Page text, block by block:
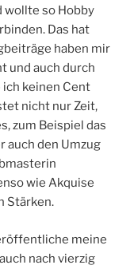
wollte so Hobby
Das hat
haben mir
und auch durch
keinen Cent
nicht nur Zeit,
zum Beispiel das
auch den Umzug
wie Akquise
Stärken.
meine
nach vierzig